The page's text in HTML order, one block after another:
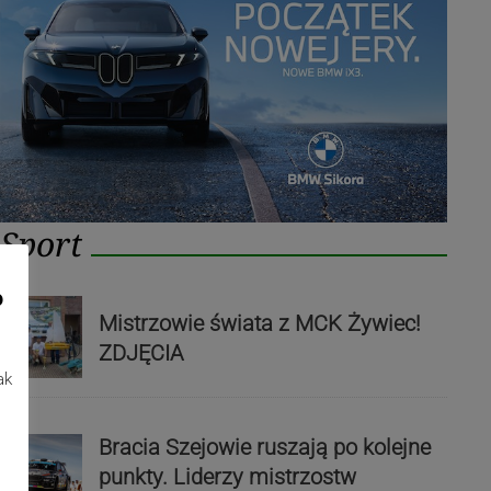
Sport
Mistrzowie świata z MCK Żywiec!
ZDJĘCIA
Bracia Szejowie ruszają po kolejne
punkty. Liderzy mistrzostw